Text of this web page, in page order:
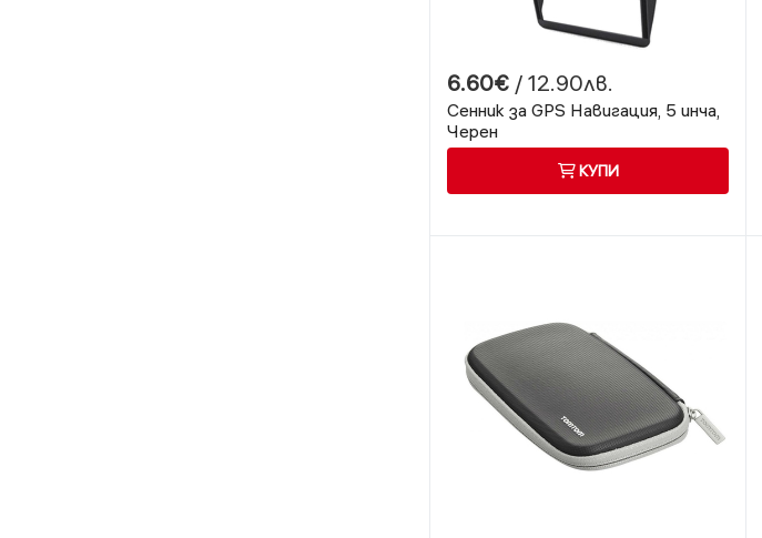
6.60€ / 12.90лв.
Сенник за GPS Навигация, 5 инча,
Черен
КУПИ